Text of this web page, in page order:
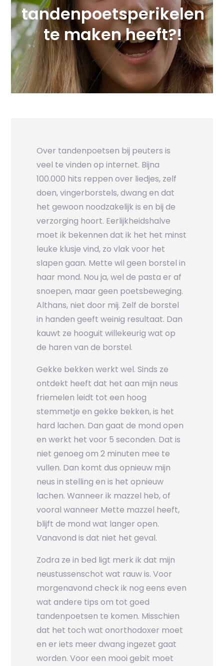
tandenpoetsperikelen
te maken heeft?!
Over tandenpoetsen bij peuters is
veel te vinden op internet. Bijna
100.000 hits reppen over liedjes, zelf
doen, vingerborstels, dwang en dat
het gewoon noodzakelijk is en bij de
verzorging hoort. Eerlijkheidshalve
moet ik bekennen dat ik het het minst
leuke klusje vind, zo vlak voor het
slapen gaan. Mette wil geen borstel in
haar mond. Nou ja, wel de pasta er af
snoepen, maar geen poetsbeweging.
Althans, niet door mij. Zelf de borstel
in handen geeft weinig resultaat. Dan
kauwt ze hooguit willekeurig wat op
de haren van de borstel.
Gekke bekken werkt wel. Sinds ze
ontdekt heeft dat het aan mijn neus
friemelen leidt tot een hoog
stemmetje en gekke bekken, is het
hard lachen. Dan gaat de mond open
en werkt het voor 5 seconden. Dat is
niet genoeg om 2 minuten mee te
vullen. Dan komt dus opnieuw mijn
neus in stelling en is het opnieuw
lachen. Wanneer ik mazzel heb, of
vooral wanneer Mette mazzel heeft,
blijft de mond wat langer open.
Vanavond is dat niet het geval.
Zodra ze in bed ligt merk ik dat mijn
neustussenschot wat rauw is. Voor
morgenavond check ik nog eens even
wat andere tips om tot goed
tandenpoetsen te komen. Misschien
dat het toch wat onorthodoxer moet
en er iets meer dwang ingezet gaat
worden. Voor een mooi gebit moet